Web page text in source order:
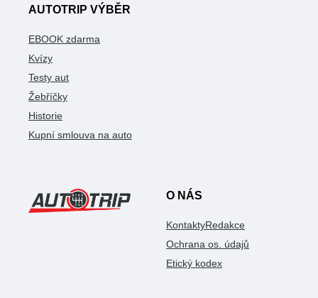
AUTOTRIP VÝBĚR
EBOOK zdarma
Kvízy
Testy aut
Žebříčky
Historie
Kupní smlouva na auto
O NÁS
KontaktyRedakce
Ochrana os. údajů
Etický kodex